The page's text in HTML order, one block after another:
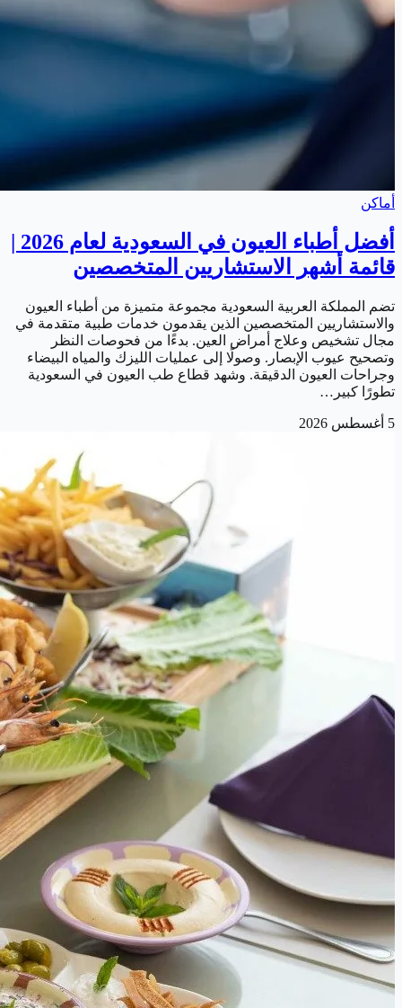
أماكن
أفضل أطباء العيون في السعودية لعام 2026 |
قائمة أشهر الاستشاريين المتخصصين
تضم المملكة العربية السعودية مجموعة متميزة من أطباء العيون
والاستشاريين المتخصصين الذين يقدمون خدمات طبية متقدمة في
مجال تشخيص وعلاج أمراض العين. بدءًا من فحوصات النظر
وتصحيح عيوب الإبصار. وصولًا إلى عمليات الليزك والمياه البيضاء
وجراحات العيون الدقيقة. وشهد قطاع طب العيون في السعودية
تطورًا كبير…
5 أغسطس 2026